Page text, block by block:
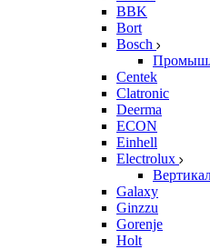
BBK
Bort
Bosch
Centek
Clatronic
Deerma
ECON
Einhell
Electrolux
Galaxy
Ginzzu
Gorenje
Holt